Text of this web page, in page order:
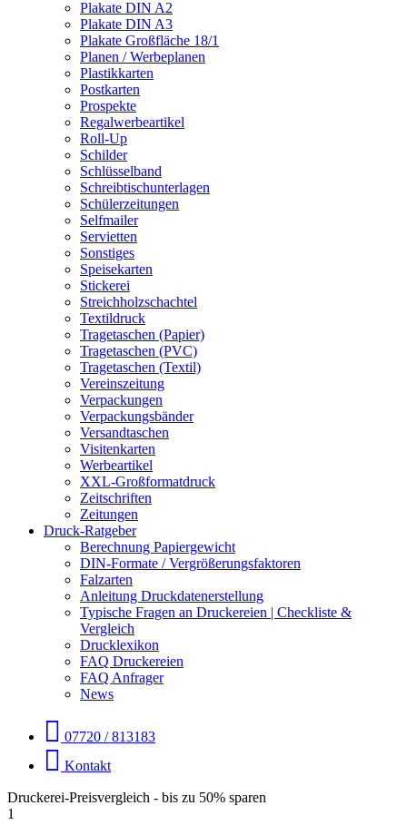
Plakate DIN A2
Plakate DIN A3
Plakate Großfläche 18/1
Planen / Werbeplanen
Plastikkarten
Postkarten
Prospekte
Regalwerbeartikel
Roll-Up
Schilder
Schlüsselband
Schreibtischunterlagen
Schülerzeitungen
Selfmailer
Servietten
Sonstiges
Speisekarten
Stickerei
Streichholzschachtel
Textildruck
Tragetaschen (Papier)
Tragetaschen (PVC)
Tragetaschen (Textil)
Vereinszeitung
Verpackungen
Verpackungsbänder
Versandtaschen
Visitenkarten
Werbeartikel
XXL-Großformatdruck
Zeitschriften
Zeitungen
Druck-Ratgeber
Berechnung Papiergewicht
DIN-Formate / Vergrößerungsfaktoren
Falzarten
Anleitung Druckdatenerstellung
Typische Fragen an Druckereien | Checkliste &
Vergleich
Drucklexikon
FAQ Druckereien
FAQ Anfrager
News
07720 / 813183
Kontakt
Druckerei-Preisvergleich - bis zu 50% sparen
1